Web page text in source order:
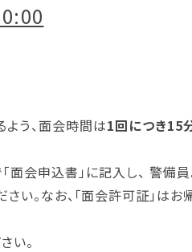
う、面会時間は1回につき15
面会申込書」に記入し、 警備
さい。なお、「面会許可証」は
い。